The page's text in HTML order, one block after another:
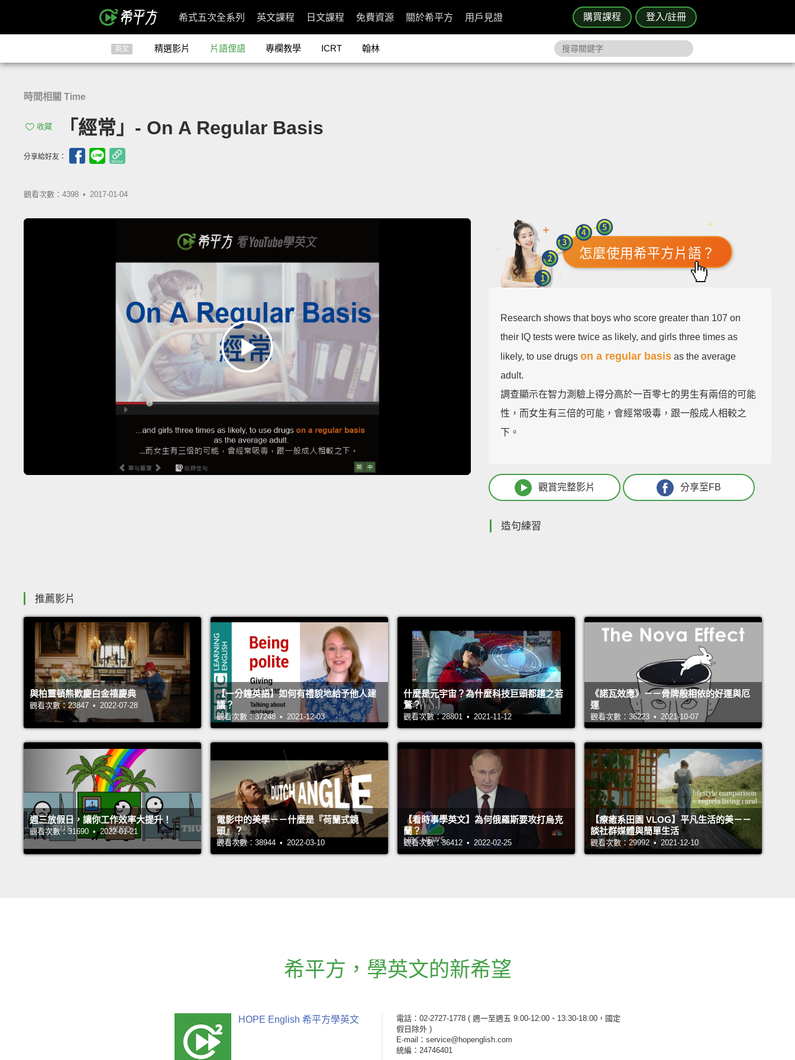
購買課程 登入/註冊
希式五次全系列 英文課程 日文課程 免費資源 關於希平方 用戶見證
英文 精選影片 片語俚語 專欄教學 ICRT 翰林
時間相關 Time
收藏 「經常」- On A Regular Basis
分享給好友：
觀看次數：4398 • 2017-01-04
怎麼使用希平方片語？
Research shows that boys who score greater than 107 on
their IQ tests were twice as likely, and girls three times as
likely, to use drugson a regular basis as the average
adult.
調查顯示在智力測驗上得分高於一百零七的男生有兩倍的可能
性，而女生有三倍的可能，會經常吸毒，跟一般成人相較之
下。
觀賞完整影片 分享至FB
造句練習
推薦影片
與柏靈頓熊歡慶白金禧慶典
觀看次數：23847 • 2022-07-28
【一分鐘英語】如何有禮貌地給予他人建
議？
觀看次數：37248 • 2021-12-03
什麼是元宇宙？為什麼科技巨頭都趨之若
鶩？
觀看次數：28801 • 2021-11-12
《諾瓦效應》－－骨牌般相依的好運與厄
運
觀看次數：36223 • 2021-10-07
週三放假日，讓你工作效率大提升！
觀看次數：31690 • 2022-01-21
電影中的美學－－什麼是『荷蘭式鏡
頭』？
觀看次數：38944 • 2022-03-10
【看時事學英文】為何俄羅斯要攻打烏克
蘭？
觀看次數：36412 • 2022-02-25
【療癒系田園 VLOG】平凡生活的美－－
談社群媒體與簡單生活
觀看次數：29992 • 2021-12-10
希平方 ， 學英文的新希望
HOPE English 希平方學英文 電話：02-2727-1778 ( 週一至週五 9:00-12:00、13:30-18:00，國定
假日除外 )
E-mail：service@hopenglish.com
統編：24746401